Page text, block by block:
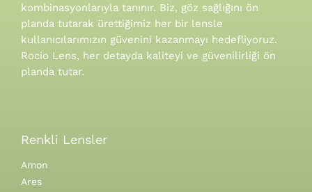
kombinasyonlarıyla tanınır. Biz, göz sağlığını ön
planda tutarak ürettiğimiz her bir lensle
kullanıcılarımızın güvenini kazanmayı hedefliyoruz.
Rocio Lens, her detayda kaliteyi ve güvenilirliği ön
planda tutar.
Renkli Lensler
Amon
Ares